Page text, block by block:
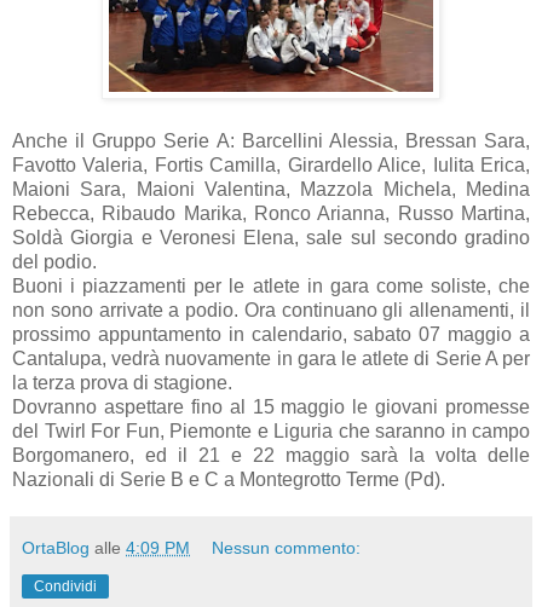
Anche il Gruppo Serie A: Barcellini Alessia, Bressan Sara,
Favotto Valeria, Fortis Camilla, Girardello Alice, Iulita Erica,
Maioni Sara, Maioni Valentina, Mazzola Michela, Medina
Rebecca, Ribaudo Marika, Ronco Arianna, Russo Martina,
Soldà Giorgia e Veronesi Elena, sale sul secondo gradino
del podio.
Buoni i piazzamenti per le atlete in gara come soliste, che
non sono arrivate a podio. Ora continuano gli allenamenti, il
prossimo appuntamento in calendario, sabato 07 maggio a
Cantalupa, vedrà nuovamente in gara le atlete di Serie A per
la terza prova di stagione.
Dovranno aspettare fino al 15 maggio le giovani promesse
del Twirl For Fun, Piemonte e Liguria che saranno in campo
Borgomanero, ed il 21 e 22 maggio sarà la volta delle
Nazionali di Serie B e C a Montegrotto Terme (Pd).
OrtaBlog alle 4:09 PM Nessun commento:
Condividi